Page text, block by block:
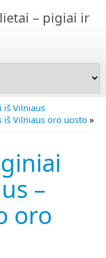
– pigiai ir
iš Vilniaus
iš Vilniaus oro uosto »
–
oro